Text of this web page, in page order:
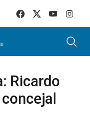
Ricardo